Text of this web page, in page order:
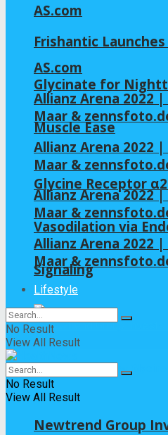
Frishantic
Glycinate for
Muscle Ease
Glycine Receptor
Vasodilation via
Signaling
Newtrend Group
AS.com
AS.com
Allianz Arena 2022
Maar &
Allianz Arena 2022
Maar &
Allianz Arena 2022
Maar &
Allianz Arena 2022
Maar &
Lifestyle
No Result
View All Result
No Result
View All Result